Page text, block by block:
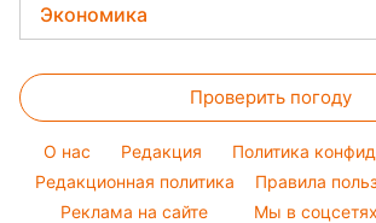
Новости Запорожья
София Ротару
Филипп Киркоров
Ани Лорак
Окрашивание волос
Авто
Оптические иллюзии
Народные приметы
Все о шоу-бизнесе
Закуски
Салаты
Простые блюда
Легкие десерты
Напитки
Праздничное меню
Экономика
Денежная помощь
Тарифы
Курс валют
Проверить погоду
O нас Редакция
Политика
Редакционная политика
Правила
Реклама на сайте
Мы в соцсетях